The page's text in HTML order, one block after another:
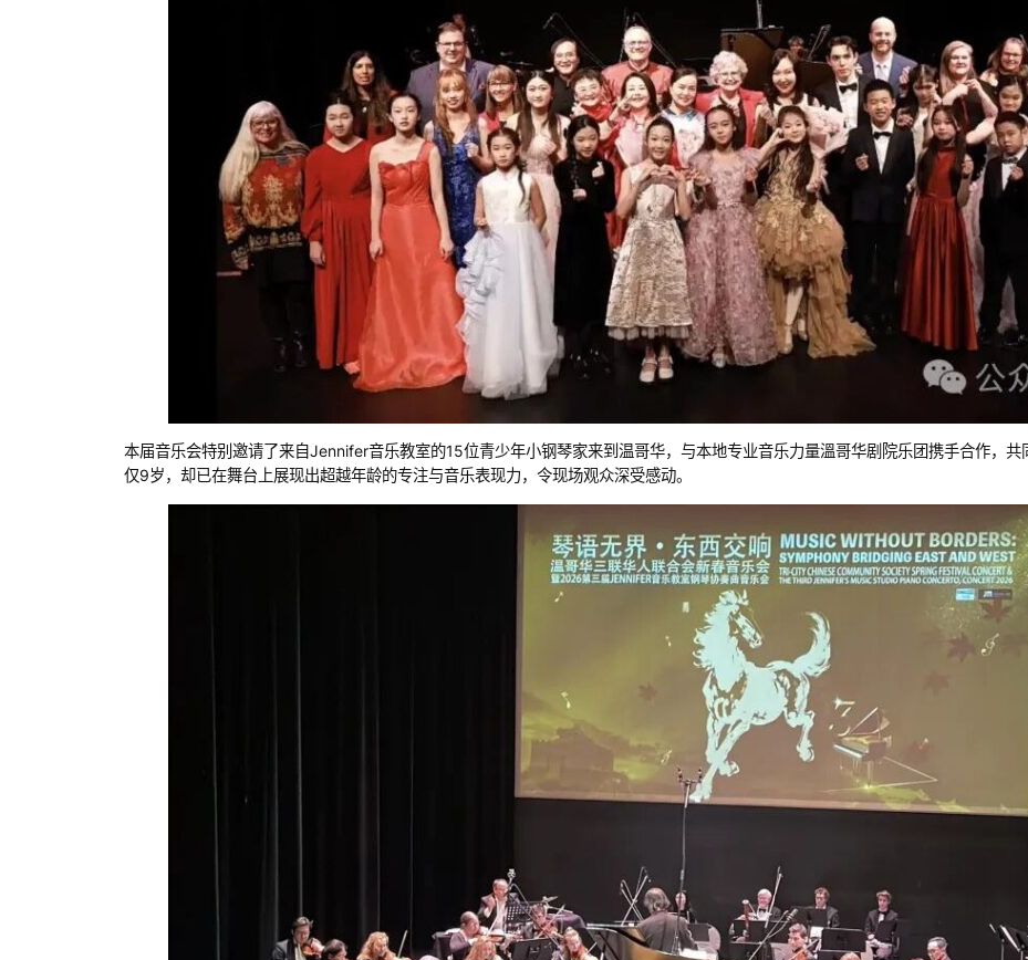
本届音乐会特别邀请了来自Jennifer音乐教室的15位青少年小钢琴家来到温哥华，与本地专业音乐力量溫哥华剧院乐团携手合作，
仅9岁，却已在舞台上展现出超越年龄的专注与音乐表现力，令现场观众深受感动。